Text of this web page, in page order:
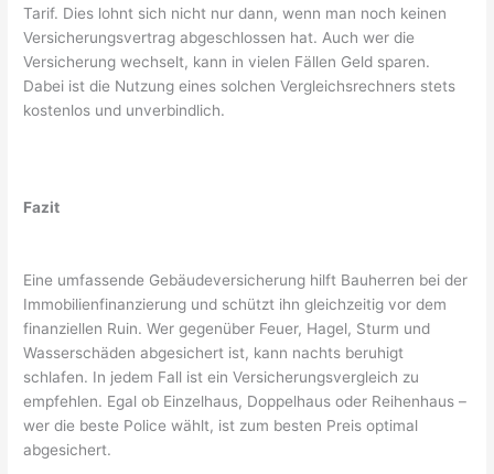
Tarif. Dies lohnt sich nicht nur dann, wenn man noch keinen
Versicherungsvertrag abgeschlossen hat. Auch wer die
Versicherung wechselt, kann in vielen Fällen Geld sparen.
Dabei ist die Nutzung eines solchen Vergleichsrechners stets
kostenlos und unverbindlich.
Fazit
Eine umfassende Gebäudeversicherung hilft Bauherren bei der
Immobilienfinanzierung und schützt ihn gleichzeitig vor dem
finanziellen Ruin. Wer gegenüber Feuer, Hagel, Sturm und
Wasserschäden abgesichert ist, kann nachts beruhigt
schlafen. In jedem Fall ist ein Versicherungsvergleich zu
empfehlen. Egal ob Einzelhaus, Doppelhaus oder Reihenhaus –
wer die beste Police wählt, ist zum besten Preis optimal
abgesichert.